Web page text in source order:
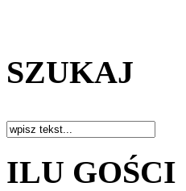
SZUKAJ
ILU GOŚCI